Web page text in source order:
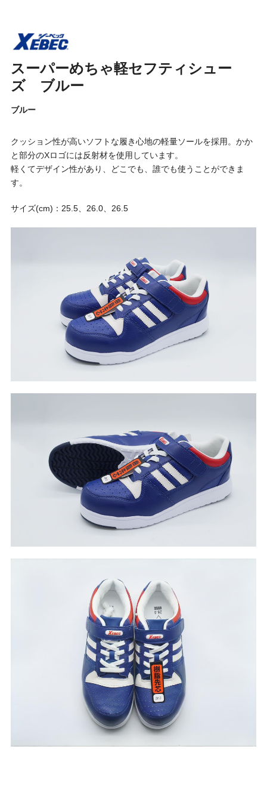
スーパーめちゃ軽セフティシュー
ズ ブルー
ブルー
クッション性が高いソフトな履き心地の軽量ソールを採用。かか
と部分のXロゴには反射材を使用しています。
軽くてデザイン性があり、どこでも、誰でも使うことができま
す。
サイズ(cm)：25.5、26.0、26.5